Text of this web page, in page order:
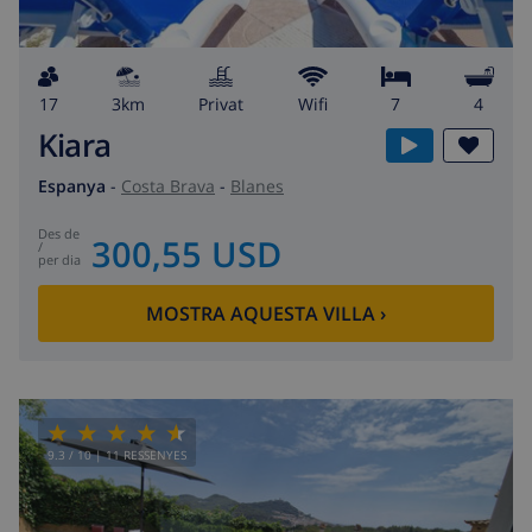
17 3km Privat wifi 7 4
Kiara
Espanya - Costa Brava - Blanes
des de
/
per dia 300,55 USD
MOSTRA AQUESTA VILLA ›
9.3 / 10 |11 RESSENYES